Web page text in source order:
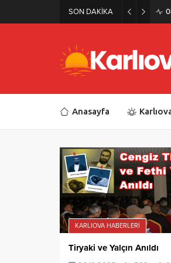
SON DAKİKA
Anasayfa
KARLIOVA HABERLERI
Tiryaki ve Yalçın Anıldı